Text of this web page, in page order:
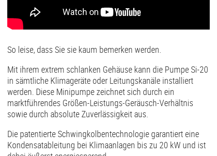
So leise, dass Sie sie kaum bemerken werden.
Mit ihrem extrem schlanken Gehäuse kann die Pumpe Si-20
in sämtliche Klimageräte oder Leitungskanäle installiert
werden. Diese Minipumpe zeichnet sich durch ein
marktführendes Größen-Leistungs-Geräusch-Verhältnis
sowie durch absolute Zuverlässigkeit aus.
Die patentierte Schwingkolbentechnologie garantiert eine
Kondensatableitung bei Klimaanlagen bis zu 20 kW und ist